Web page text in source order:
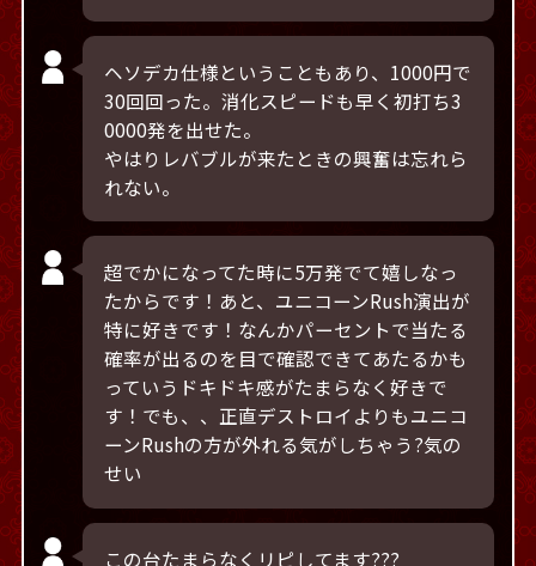
ヘソデカ仕様ということもあり、1000円で
30回回った。消化スピードも早く初打ち3
0000発を出せた。
やはりレバブルが来たときの興奮は忘れら
れない。
超でかになってた時に5万発でて嬉しなっ
たからです！あと、ユニコーンRush演出が
特に好きです！なんかパーセントで当たる
確率が出るのを目で確認できてあたるかも
っていうドキドキ感がたまらなく好きで
す！でも、、正直デストロイよりもユニコ
ーンRushの方が外れる気がしちゃう?気の
せい
この台たまらなくリピしてます???